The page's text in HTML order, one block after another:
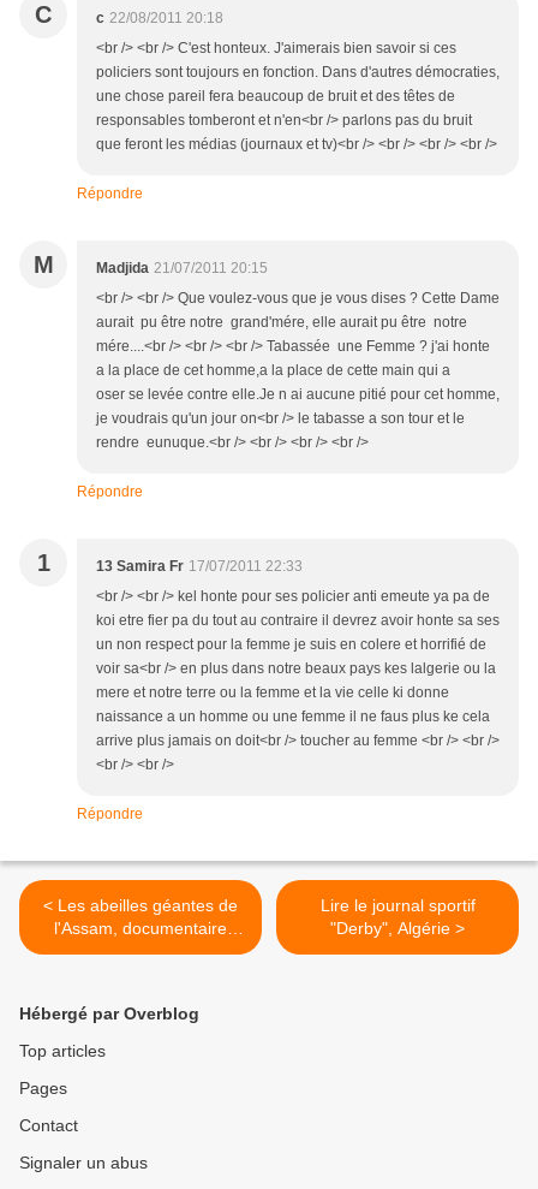
C c 22/08/2011 20:18
<br /> <br /> C'est honteux. J'aimerais bien savoir si ces
policiers sont toujours en fonction. Dans d'autres démocraties,
une chose pareil fera beaucoup de bruit et des têtes de
responsables tomberont et n'en<br /> parlons pas du bruit
que feront les médias (journaux et tv)<br /> <br /> <br /> <br />
Répondre
M Madjida 21/07/2011 20:15
<br /> <br /> Que voulez-vous que je vous dises ? Cette Dame
aurait pu être notre grand'mére, elle aurait pu être notre
mére....<br /> <br /> <br /> Tabassée une Femme ? j'ai honte
a la place de cet homme,a la place de cette main qui a
oser se levée contre elle.Je n ai aucune pitié pour cet homme,
je voudrais qu'un jour on<br /> le tabasse a son tour et le
rendre eunuque.<br /> <br /> <br /> <br />
Répondre
1 13 Samira Fr 17/07/2011 22:33
<br /> <br /> kel honte pour ses policier anti emeute ya pa de
koi etre fier pa du tout au contraire il devrez avoir honte sa ses
un non respect pour la femme je suis en colere et horrifié de
voir sa<br /> en plus dans notre beaux pays kes lalgerie ou la
mere et notre terre ou la femme et la vie celle ki donne
naissance a un homme ou une femme il ne faus plus ke cela
arrive plus jamais on doit<br /> toucher au femme <br /> <br />
<br /> <br />
Répondre
< Les abeilles géantes de
l'Assam, documentaire
animalier
Lire le journal sportif
"Derby", Algérie >
Hébergé par Overblog
Top articles
Pages
Contact
Signaler un abus